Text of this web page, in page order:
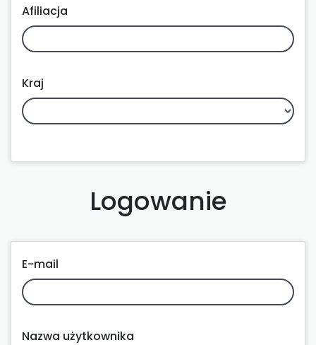
Afiliacja
Kraj
Logowanie
E-mail
Nazwa użytkownika